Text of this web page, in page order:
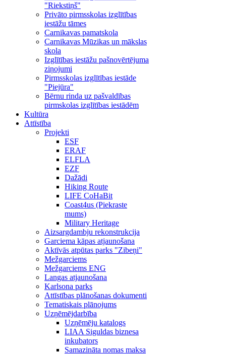
"Riekstiņš"
Privāto pirmsskolas izglītības
iestāžu tāmes
Carnikavas pamatskola
Carnikavas Mūzikas un mākslas
skola
Izglītības iestāžu pašnovērtējuma
ziņojumi
Pirmsskolas izglītības iestāde
"Piejūra"
Bērnu rinda uz pašvaldības
pirmskolas izglītības iestādēm
Kultūra
Attīstība
Projekti
ESF
ERAF
ELFLA
EZF
Dažādi
Hiking Route
LIFE CoHaBit
Coast4us (Piekraste
mums)
Military Heritage
Aizsargdambju rekonstrukcija
Garciema kāpas atjaunošana
Aktīvās atpūtas parks "Zibeņi"
Mežgarciems
Mežgarciems ENG
Langas atjaunošana
Karlsona parks
Attīstības plānošanas dokumenti
Tematiskais plānojums
Uzņēmējdarbība
Uzņēmēju katalogs
LIAA Siguldas biznesa
inkubators
Samazināta nomas maksa